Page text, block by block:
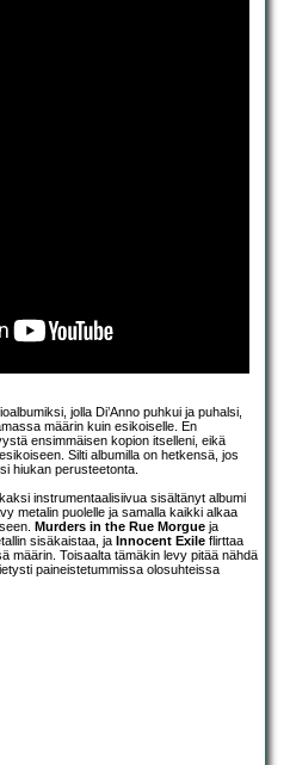
jolla Di’Anno puhkui ja puhalsi,
määrin kuin esikoiselle. En
ensimmäisen kopion itselleni, eikä
Silti albumilla on hetkensä, jos
hiukan perusteetonta.
instrumentaalisiivua sisältänyt albumi
metalin puolelle ja samalla kaikki alkaa
Murders in the Rue Morgue ja
sisäkaistaa, ja Innocent Exile flirttaa
määrin. Toisaalta tämäkin levy pitää nähdä
paineistetummissa olosuhteissa